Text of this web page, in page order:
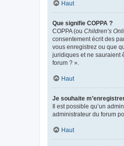
Haut
Que signifie COPPA ?
COPPA (ou Children’s
consentement écrit des
vous enregistrez ou que
juridiques et ne sauraient
forum ? ».
Haut
Je souhaite
Il est possible qu’un
administrateur du forum
Haut